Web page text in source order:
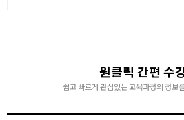
원클릭 간편 수
쉽고 빠르게 관심있는 교육과정의 정보